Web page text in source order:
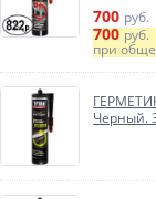
700 руб.
700руб.
при
Черный.